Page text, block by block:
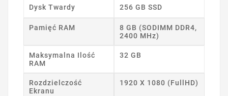
Dysk Twardy 256 GB SSD
Pamięć RAM
8 GB (SODIMM DDR4,
2400 MHz)
Maksymalna Ilość
RAM
32 GB
Rozdzielczość
Ekranu
1920 X 1080 (FullHD)